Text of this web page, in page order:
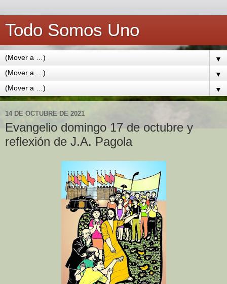
Todo Somos Uno
▼
▼
▼
14 DE OCTUBRE DE 2021
Evangelio domingo 17 de octubre y
reflexión de J.A. Pagola